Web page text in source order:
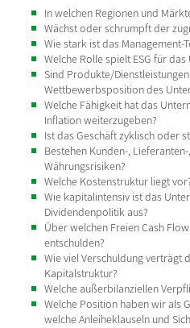
In welchen Regionen und
Wächst oder schrumpft der
Wie stark ist das Management-
Welche Rolle spielt ESG für
Sind Produkte/
Wettbewerbsposition des
Welche Fähigkeit hat das
Inflation weiterzugeben?
Ist das Geschäft zyklisch oder
Bestehen Kunden-,
Währungsrisiken?
Welche Kostenstruktur liegt
Wie kapitalintensiv ist das
Dividendenpolitik aus?
Über welchen Freien Cash
entschulden?
Wie viel Verschuldung verträgt
Kapitalstruktur?
Welche außerbilanziellen
Welche Position haben wir als
welche Anleiheklauseln und